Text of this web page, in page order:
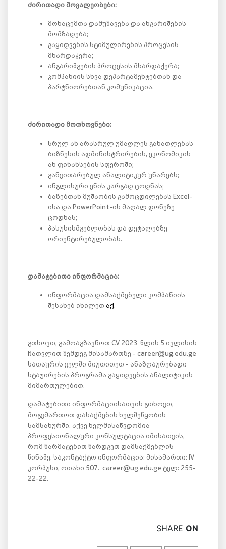
ძირითადი მოვალეობები:
მონაცემთა დამუშავება და ანგარიშების
მომზადება;
გაყიდვების სტიმულირების პროცესის
მხარდაჭერა;
ანგარიშგების პროცესის მხარდაჭერა;
კომპანიის სხვა დეპარტამენტებთან და
პარტნიორებთან კომუნიკაცია.
ძირითადი მოთხოვნები:
სრულ ან არასრულ უმაღლეს განათლებას
ბიზნესის ადმინისტრირების, ეკონომიკის
ან ფინანსების სფეროში;
განვითარებულ ანალიტიკურ უნარებს;
ინგლისური ენის კარგად ცოდნას;
ბაზებთან მუშაობის გამოცდილებას Excel-
ისა და PowerPoint-ის მაღალ დონეზე
ცოდნას;
პასუხისმგებლობას და დეტალებზე
ორიენტირებულობას.
დამატებითი ინფორმაცია:
ინფორმაცია დამსაქმებელი კომპანიის
შესახებ იხილეთ აქ.
გთხოვთ, გამოაგზავნოთ CV 2023 წლის 5 ივლისის
ჩათვლით შემდეგ მისამართზე - career@ug.edu.ge
სათაურის ველში მიუთითეთ - ანაზღაურებადი
სტაჟირების პროგრამა გაყიდვების ანალიტიკის
მიმართულებით.
დამატებითი ინფორმაციისათვის გთხოვთ,
მოგვმართოთ დასაქმების ხელშეწყობის
სამსახურში. აქვე ხელმისაწვდომია
პროფესიონალური კონსულტაცია იმისათვის,
რომ წარმატებით წარდგეთ დამსაქმებლის
წინაშე. საკონტაქტო ინფორმაცია: მისამართი: IV
კორპუსი, ოთახი 507. career@ug.edu.ge ტელ: 255-
22-22.
SHARE ON